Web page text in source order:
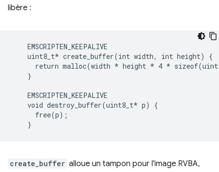
libère :
    EMSCRIPTEN_KEEPALIVE
    uint8_t* create_buffer(int width, int height) {
      return malloc(width
* height * 4 *
    }
    EMSCRIPTEN_KEEPALIVE
    void destroy_buffer(uint8_t*
p) {
      free(p);
create_buffer alloue un tampon pour l'image RVBA,